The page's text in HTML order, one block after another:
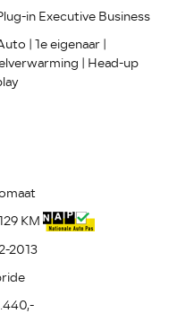
in Executive Business
| 1e eigenaar |
| Head-up
KM
2013